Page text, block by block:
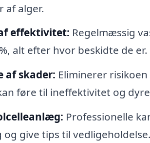
af alger.
effektivitet: Regelmæssig
alt efter hvor beskidte de er.
af skader: Eliminerer
føre til ineffektivitet og
Professionelle
give tips til vedligeholdelse.